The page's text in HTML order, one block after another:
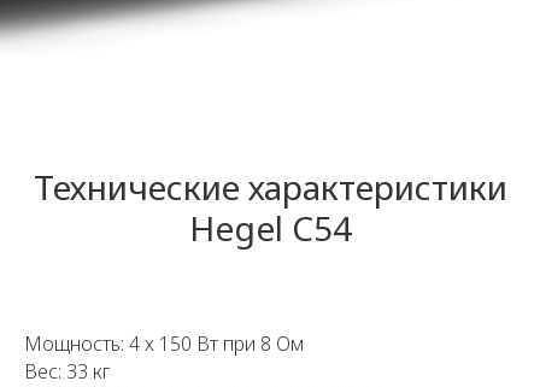
Технические характеристики
Hegel C54
Мощность: 4 х 150 Вт при 8 Ом
Вес: 33 кг